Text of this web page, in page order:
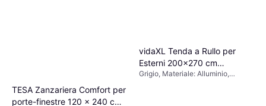
Aqara Controllore Tende a
TESA Zanzariera Comfort per
porte-finestre 120 x 240 cm
vidaXL Tenda a Rullo per
Esterni 200x270 cm
Antracite 200x270cm
Grigio, Materiale: Alluminio,